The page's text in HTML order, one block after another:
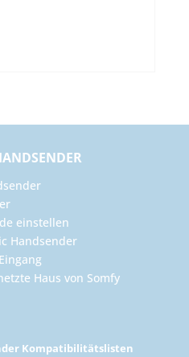
einstellen
Handsender
Haus von Somfy
Kompatibilitätslisten